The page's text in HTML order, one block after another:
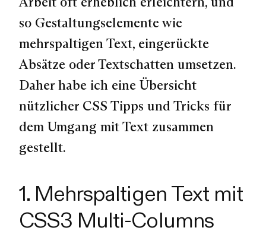
so Gestaltungselemente wie
mehrspaltigen Text, eingerückte
Absätze oder Textschatten umsetzen.
Daher habe ich eine Übersicht
nützlicher CSS Tipps und Tricks für
dem Umgang mit Text zusammen
gestellt.
1. Mehrspaltigen Text mit
CSS3 Multi-Columns